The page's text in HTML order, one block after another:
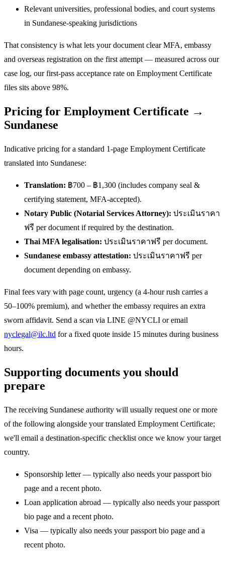
Relevant universities, professional bodies, and court systems
in Sundanese-speaking jurisdictions
That consistency is what lets your document clear MFA, embassy
and overseas registration on the first attempt — measured across our
case log, our first-pass acceptance rate on Employment Certificate
files sits above 98%.
Pricing for Employment Certificate →
Sundanese
Indicative pricing for a standard 1-page Employment Certificate
translated into Sundanese:
Translation: ฿700 – ฿1,300 (includes company seal &
certifying statement, MFA-accepted).
Notary Public (Notarial Services Attorney): ประเมินราคา
ฟรี per document if required by the destination.
Thai MFA legalisation: ประเมินราคาฟรี per document.
Sundanese embassy attestation: ประเมินราคาฟรี per
document depending on embassy.
Final fees vary with page count, urgency (a 4-hour rush carries a
50–100% premium), and whether the embassy requires an extra
sworn affidavit. Send a scan via LINE @NYCLI or email
nyclegal@ilc.ltd for a fixed quote inside 15 minutes during business
hours.
Supporting documents you should
prepare
The receiving Sundanese authority will usually request one or more
of the following alongside your translated Employment Certificate;
we'll email a destination-specific checklist once we know your target
country.
Sponsorship letter — typically also needs your passport bio
page and a recent photo.
Loan application abroad — typically also needs your passport
bio page and a recent photo.
Visa — typically also needs your passport bio page and a
recent photo.